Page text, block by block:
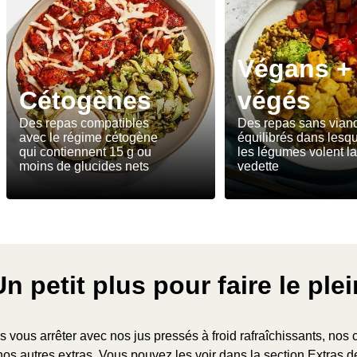
Cétogènes
Des repas compatibles
avec le régime cétogène
qui contiennent 15 g ou
moins de glucides nets
Végans +
végés
Des repas sans
équilibrés dans
les légumes volent la
vedette
petit plus pour faire le
vous arrêter avec nos jus pressés à froid rafraîchissants, nos